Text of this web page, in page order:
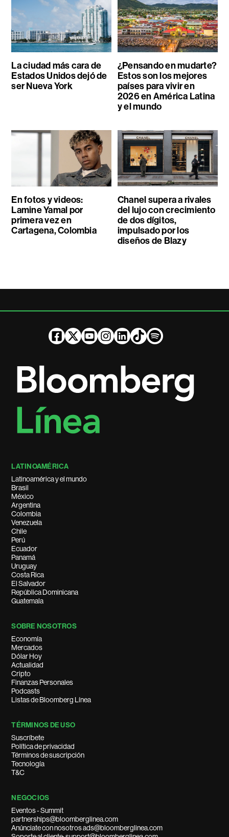
La ciudad más cara de
Estados Unidos dejó de
ser Nueva York
¿Pensando en mudarte?
Estos son los mejores
países para vivir en
2026 en América Latina
y el mundo
En fotos y videos:
Lamine Yamal por
primera vez en
Cartagena, Colombia
Chanel supera a rivales
del lujo con crecimiento
de dos dígitos,
impulsado por los
diseños de Blazy
LATINOAMÉRICA
Latinoamérica y el mundo
Brasil
México
Argentina
Colombia
Venezuela
Chile
Perú
Ecuador
Panamá
Uruguay
Costa Rica
El Salvador
República Dominicana
Guatemala
SOBRE NOSOTROS
Economía
Mercados
Dólar Hoy
Actualidad
Cripto
Finanzas Personales
Podcasts
Listas de Bloomberg Línea
TÉRMINOS DE USO
Suscríbete
Política de privacidad
Términos de suscripción
Tecnología
T&C
NEGOCIOS
Eventos - Summit
partnerships@bloomberglinea.com
Anúnciate con nosotros ads@bloomberglinea.com